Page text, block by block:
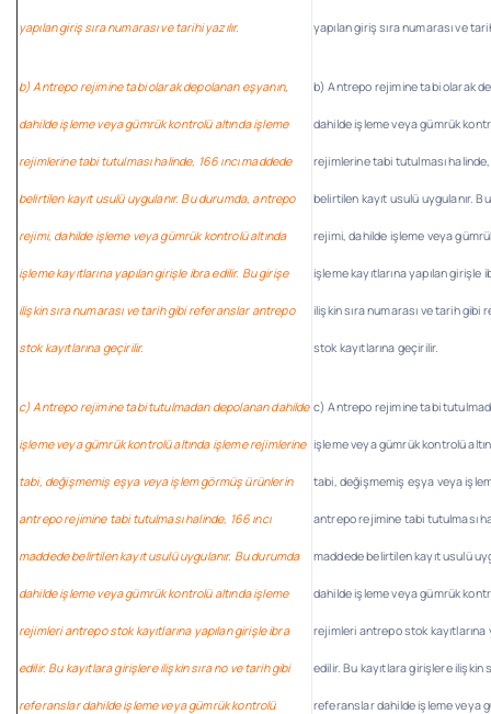
yapılan giriş sıra numarası ve tarihi yazılır.
b) Antrepo rejimine tabi olarak depolanan eşyanın,
dahilde işleme veya gümrük kontrolü altında işleme
rejimlerine tabi tutulması halinde, 166 ıncı maddede
belirtilen kayıt usulü uygulanır. Bu durumda, antrepo
rejimi, dahilde işleme veya gümrük kontrolü altında
işleme kayıtlarına yapılan girişle ibra edilir. Bu girişe
ilişkin sıra numarası ve tarih gibi referanslar antrepo
stok kayıtlarına geçirilir.
c) Antrepo rejimine tabi tutulmadan depolanan dahilde
işleme veya gümrük kontrolü altında işleme rejimlerine
tabi, değişmemiş eşya veya işlem görmüş ürünlerin
antrepo rejimine tabi tutulması halinde, 166 ıncı
maddede belirtilen kayıt usulü uygulanır. Bu durumda
dahilde işleme veya gümrük kontrolü altında işleme
rejimleri antrepo stok kayıtlarına yapılan girişle ibra
edilir. Bu kayıtlara girişlere ilişkin sıra no ve tarih gibi
referanslar dahilde işleme veya gümrük kontrolü
yapılan giriş sıra numarası ve
b) Antrepo rejimine tabi olarak
dahilde işleme veya gümrük
rejimlerine tabi tutulması halinde,
belirtilen kayıt usulü uygulanır.
rejimi, dahilde işleme veya
işleme kayıtlarına yapılan girişle
ilişkin sıra numarası ve tarih
stok kayıtlarına geçirilir.
c) Antrepo rejimine tabi
işleme veya gümrük kontrolü
tabi, değişmemiş eşya veya
antrepo rejimine tabi tutulması
maddede belirtilen kayıt usulü
dahilde işleme veya gümrük
rejimleri antrepo stok kayıtlarına
edilir. Bu kayıtlara girişlere ilişkin
referanslar dahilde işleme veya